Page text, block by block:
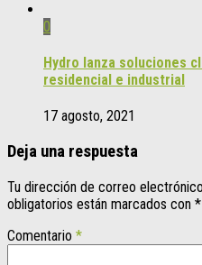
0
Hydro lanza soluciones
residencial e industrial
17 agosto, 2021
Deja una respuesta
Tu dirección de correo
obligatorios están marcados con *
Comentario *